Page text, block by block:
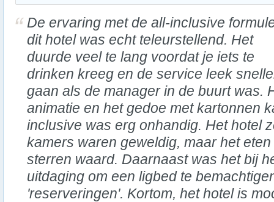
De ervaring met de all-inclusive
dit hotel was echt teleurstellend. Het
duurde veel te lang voordat je iets te
drinken kreeg en de service leek
gaan als de manager in de buurt was.
animatie en het gedoe met kartonnen
inclusive was erg onhandig. Het hotel
kamers waren geweldig, maar het
sterren waard. Daarnaast was het bij
uitdaging om een ligbed te
'reserveringen'. Kortom, het hotel is